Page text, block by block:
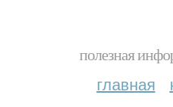
полезная
главная